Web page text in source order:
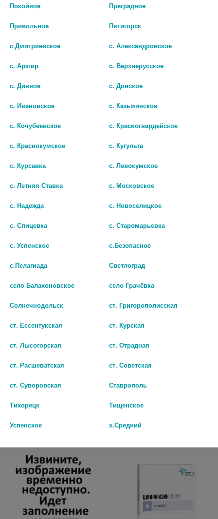
/RENEWAL/ 3664
115
В КОРЗИНУ
25МГ. №50 ТАБ. 3892
184
В КОРЗИНУ
ЦИННАРИЗИН-СОФАРМА
В КОРЗИНУ
ЦИННАРИЗИН РЕНЕВАЛ 25МГ.
210
Покойное Преградное
Привольное Пятигорск
с Дмитриевское с. Александровское
с. Арзгир с. Верхнерусское
с. Дивное с. Донское
с. Ивановское с. Казьминское
с. Кочубеевское с. Красногвардейское
с. Краснокумское с. Кугульта
с. Курсавка с. Левокумское
с. Летняя Ставка с. Московское
с. Надежда с. Новоселицкое
с. Спицевка с. Старомарьевка
с. Успенское с.Безопасное
с.Пелагиада Светлоград
село Балахоновское село Грачёвка
Солнечнодольск ст. Григорополисская
ст. Ессентукская ст. Курская
ст. Лысогорская ст. Отрадная
ст. Расшеватская ст. Советская
ст. Суворовская Ставрополь
Тихорецк Тищенское
Успенское х.Средний